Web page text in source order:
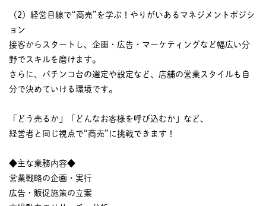
（2）経営目線で“商売”を学ぶ！やりがいあるマネジメントポジシ
ョン
接客からスタートし、企画・広告・マーケティングなど幅広い分
野でスキルを磨けます。
さらに、パチンコ台の選定や設定など、店舗の営業スタイルも自
分で決めていける環境です。
「どう売るか」「どんなお客様を呼び込むか」など、
経営者と同じ視点で“商売”に挑戦できます！
◆主な業務内容◆
営業戦略の企画・実行
広告・販促施策の立案